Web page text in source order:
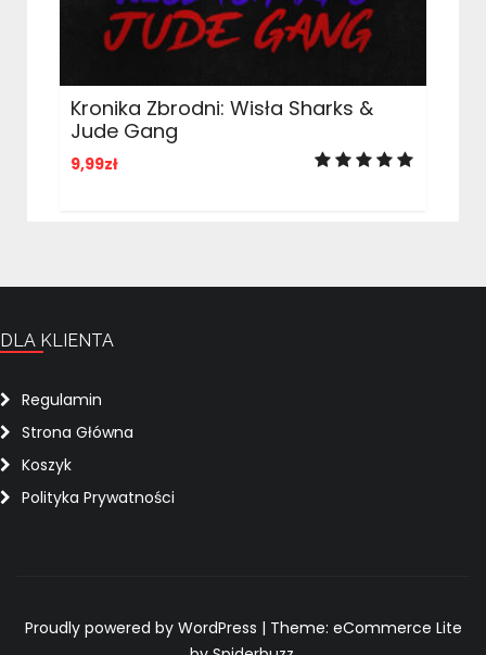
Kronika Zbrodni: Wisła Sharks &
Jude Gang
9,99zł
DLA KLIENTA
Regulamin
Strona Główna
Koszyk
Polityka Prywatności
Proudly powered by WordPress | Theme: eCommerce Lite